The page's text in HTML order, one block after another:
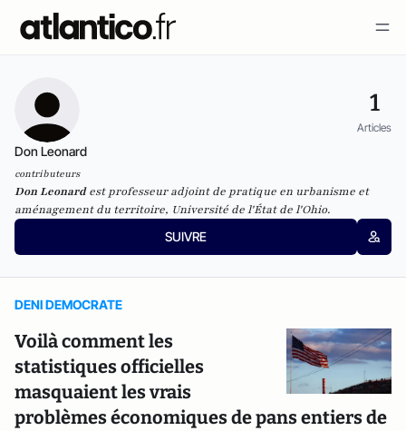
1
Articles
Don Leonard
contributeurs
Don Leonardest professeur adjoint de pratique en urbanisme et
aménagement du territoire, Université de l'État de l'Ohio.
SUIVRE
DENI DEMOCRATE
Voilà comment les
statistiques officielles
masquaient les vrais
problèmes économiques de pans entiers de